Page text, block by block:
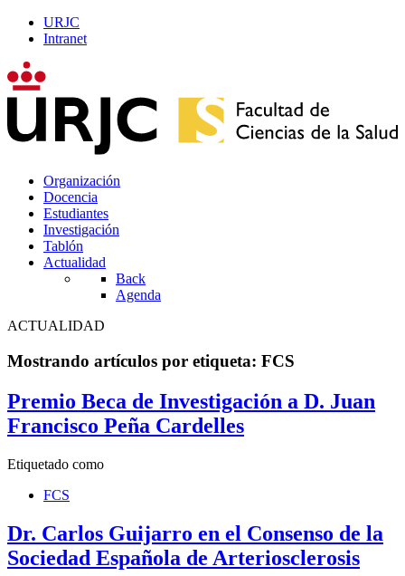
URJC
Intranet
Organización
Docencia
Estudiantes
Investigación
Tablón
Actualidad
Back
Agenda
ACTUALIDAD
Mostrando artículos por etiqueta: FCS
Premio Beca de Investigación a D. Juan
Francisco Peña Cardelles
Etiquetado como
FCS
Dr. Carlos Guijarro en el Consenso de la
Sociedad Española de Arteriosclerosis